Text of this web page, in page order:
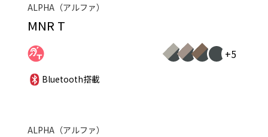
ALPHA（アルファ）
MNR T
+5
Bluetooth搭載
ALPHA（アルファ）